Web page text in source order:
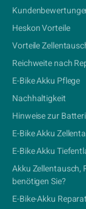
Heskon Vorteile
Vorteile
Reichweite nach
E-Bike Akku Pflege
Nachhaltigkeit
Hinweise zur
E-Bike Akku
E-Bike Akku
Akku Zellentausch,
benötigen Sie?
E-Bike-Akku